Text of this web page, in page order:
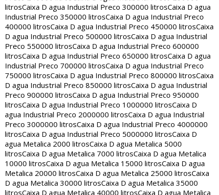
litrosCaixa D agua Industrial Preco 300000 litrosCaixa D agua
Industrial Preco 350000 litrosCaixa D agua Industrial Preco
400000 litrosCaixa D agua Industrial Preco 450000 litrosCaixa
D agua Industrial Preco 500000 litrosCaixa D agua Industrial
Preco 550000 litrosCaixa D agua Industrial Preco 600000
litrosCaixa D agua Industrial Preco 650000 litrosCaixa D agua
Industrial Preco 700000 litrosCaixa D agua Industrial Preco
750000 litrosCaixa D agua Industrial Preco 800000 litrosCaixa
D agua Industrial Preco 850000 litrosCaixa D agua Industrial
Preco 900000 litrosCaixa D agua Industrial Preco 950000
litrosCaixa D agua Industrial Preco 1000000 litrosCaixa D
agua Industrial Preco 2000000 litrosCaixa D agua Industrial
Preco 3000000 litrosCaixa D agua Industrial Preco 4000000
litrosCaixa D agua Industrial Preco 5000000 litrosCaixa D
agua Metalica 2000 litrosCaixa D agua Metalica 5000
litrosCaixa D agua Metalica 7000 litrosCaixa D agua Metalica
10000 litrosCaixa D agua Metalica 15000 litrosCaixa D agua
Metalica 20000 litrosCaixa D agua Metalica 25000 litrosCaixa
D agua Metalica 30000 litrosCaixa D agua Metalica 35000
litrosCaixa D agua Metalica 40000 litrosCaixa D agua Metalica